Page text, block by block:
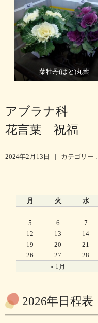
葉牡丹(はと)丸葉
アブラナ科
花言葉 祝福
2024年2月13日 | カテゴリー :
月
火 水
« 1月
5
6 7
12
13 14
19
20 21
26
27 28
2026年日程表